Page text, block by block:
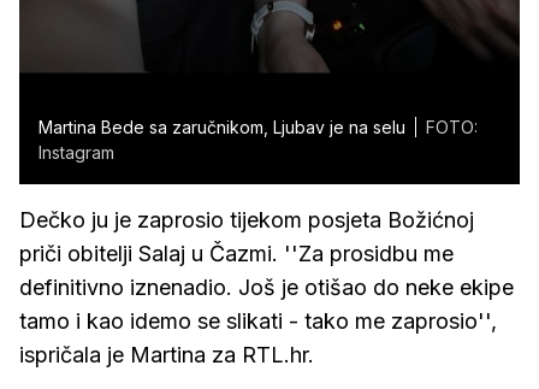
Martina Bede sa zaručnikom, Ljubav je na selu
FOTO:
Instagram
Dečko ju je zaprosio tijekom posjeta Božićnoj
priči obitelji Salaj u Čazmi. ''Za prosidbu me
definitivno iznenadio. Još je otišao do neke ekipe
tamo i kao idemo se slikati - tako me zaprosio'',
ispričala je Martina za RTL.hr.